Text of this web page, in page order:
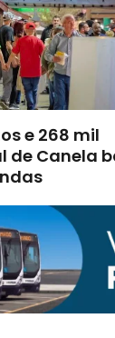
e 268 mil
de Canela